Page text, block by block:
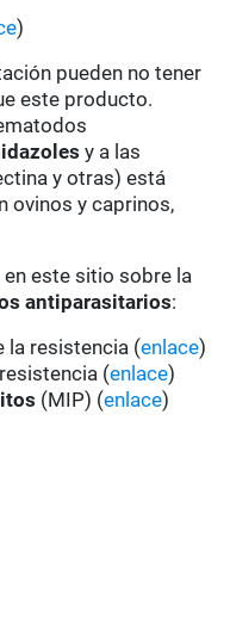
)
pueden no tener
este producto.
y a las
y otras) está
ovinos y caprinos,
este sitio sobre la
antiparasitarios:
la resistencia (enlace)
(enlace)
(MIP) (enlace)